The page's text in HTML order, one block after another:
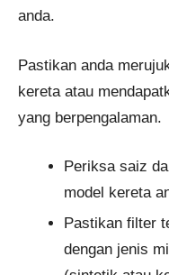
anda.
Pastikan anda
kereta atau
yang berpengalaman.
Periksa saiz
model kereta
Pastikan filter
dengan jenis